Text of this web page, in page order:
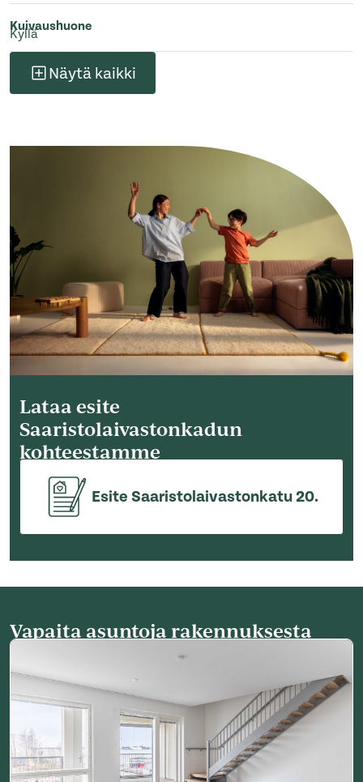
Kuivaushuone
Kyllä
Näytä kaikki
Lataa esite
Saaristolaivastonkadun
kohteestamme
Esite Saaristolaivastonkatu 20.
Vapaita asuntoja rakennuksesta